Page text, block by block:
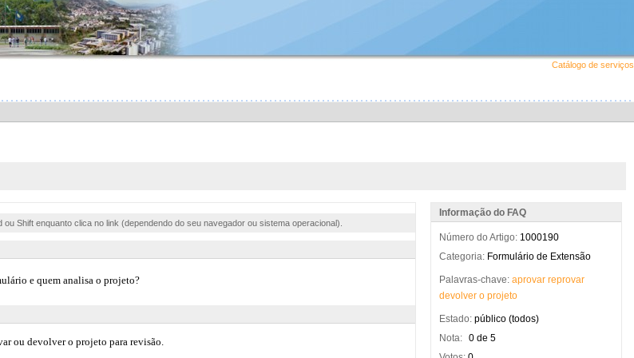
Catálogo de serviços
Shift enquanto clica no link (dependendo do seu navegador ou sistema operacional).
Informação do FAQ
Número do Artigo: 1000190
Categoria: Formulário de Extensão
Palavras-chave: aprovar reprovar
devolver o projeto
Estado: público (todos)
Nota: 0 de 5